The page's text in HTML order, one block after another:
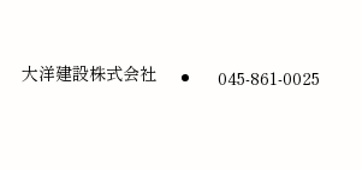
大洋建設株式会社 045-861-0025